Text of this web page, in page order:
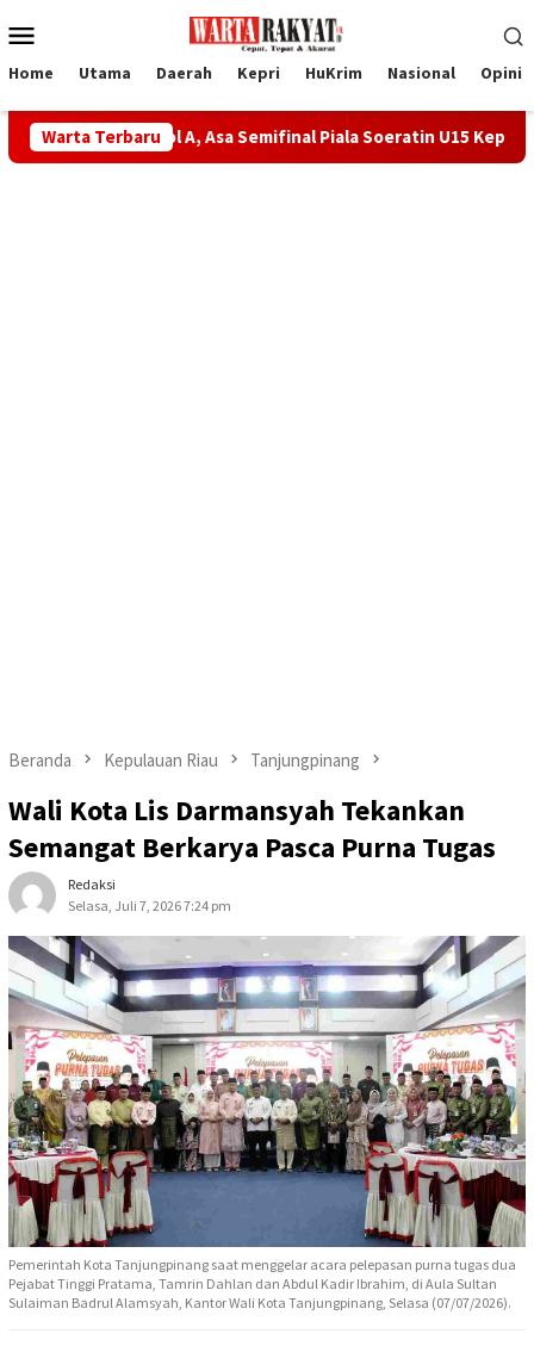
ke
Mobile
Home Utama Daerah Kepri HuKrim Nasional Opini
Warta Terbaru
Pool A, Asa Semifinal Piala Soeratin U15 Kepri Makin Terbuka
Beranda Kepulauan Riau Tanjungpinang
Wali Kota Lis Darmansyah Tekankan
Semangat Berkarya Pasca Purna Tugas
Redaksi
Selasa, Juli 7, 2026 7:24 pm
Pemerintah Kota Tanjungpinang saat menggelar acara pelepasan purna tugas dua
Pejabat Tinggi Pratama, Tamrin Dahlan dan Abdul Kadir Ibrahim, di Aula Sultan
Sulaiman Badrul Alamsyah, Kantor Wali Kota Tanjungpinang, Selasa (07/07/2026).